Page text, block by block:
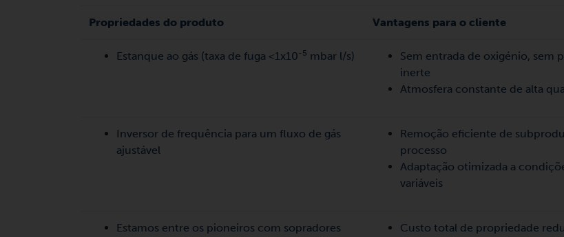
Propriedades do produto Vantagens para o cliente
Estanque ao gás (taxa de fuga <1x10-5 mbar l/s)
Sem entrada de oxigénio, sem
inerte
Atmosfera constante de alta
Inversor de frequência para um fluxo de gás
ajustável
Remoção eficiente de
processo
Adaptação otimizada a
variáveis
Estamos entre os pioneiros com sopradores
Custo total de propriedade